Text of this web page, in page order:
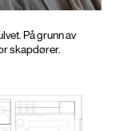
På grunn av
skapdører.